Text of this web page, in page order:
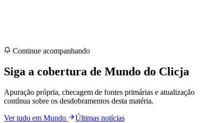
Continue acompanhando
Siga a cobertura de Mundo do Clicja
Apuração própria, checagem de fontes primárias e atualização
contínua sobre os desdobramentos desta matéria.
Ver tudo em Mundo Últimas notícias